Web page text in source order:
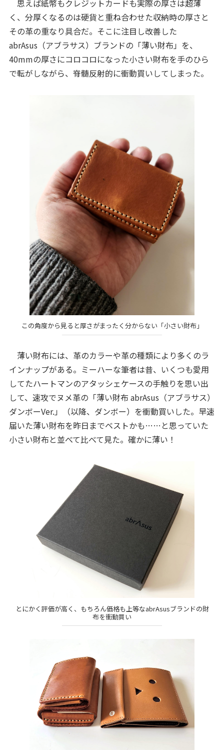
思えば紙幣もクレジットカードも実際の厚さは超薄
く、分厚くなるのは硬貨と重ね合わせた収納時の厚さと
その革の重なり具合だ。そこに注目し改善した
abrAsus（アブラサス）ブランドの「薄い財布」を、
40mmの厚さにコロコロになった小さい財布を手のひら
で転がしながら、脊髄反射的に衝動買いしてしまった。
この角度から見ると厚さがまったく分からない「小さい財布」
薄い財布には、革のカラーや革の種類により多くのラ
インナップがある。ミーハーな筆者は昔、いくつも愛用
してたハートマンのアタッシェケースの手触りを思い出
して、速攻でヌメ革の「薄い財布 abrAsus（アブラサス）
ダンボーVer.」（以降、ダンボー）を衝動買いした。早速
届いた薄い財布を昨日までベストかも……と思っていた
小さい財布と並べて比べて見た。確かに薄い！
とにかく評価が高く、もちろん価格も上等なabrAsusブランドの財
布を衝動買い